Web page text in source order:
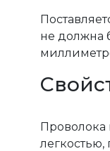
не должна
Проволока